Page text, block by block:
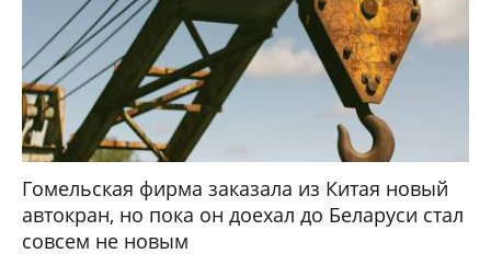
Гомельская фирма заказала из Китая новый
автокран, но пока он доехал до Беларуси стал
совсем не новым